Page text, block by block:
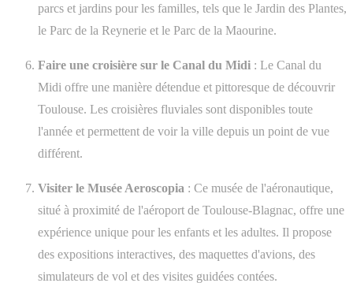
parcs et jardins pour les familles, tels que le Jardin des Plantes,
le Parc de la Reynerie et le Parc de la Maourine.
Faire une croisière sur le Canal du Midi : Le Canal du
Midi offre une manière détendue et pittoresque de découvrir
Toulouse. Les croisières fluviales sont disponibles toute
l'année et permettent de voir la ville depuis un point de vue
différent.
Visiter le Musée Aeroscopia : Ce musée de l'aéronautique,
situé à proximité de l'aéroport de Toulouse-Blagnac, offre une
expérience unique pour les enfants et les adultes. Il propose
des expositions interactives, des maquettes d'avions, des
simulateurs de vol et des visites guidées contées.